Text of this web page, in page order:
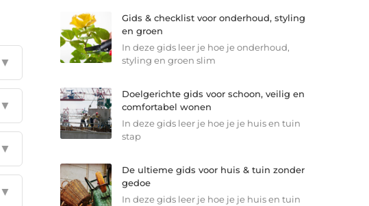
▼
▼
▼
▼
Gids & checklist voor onderhoud, styling
en groen
In deze gids leer je hoe je onderhoud,
styling en groen slim
Doelgerichte gids voor schoon, veilig en
comfortabel wonen
In deze gids leer je hoe je je huis en tuin
stap
De ultieme gids voor huis & tuin zonder
gedoe
In deze gids leer je hoe je je huis en tuin